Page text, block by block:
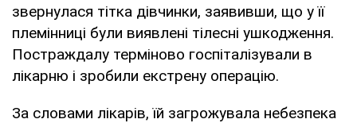
звернулася тітка дівчинки, заявивши, що у її
племінниці були виявлені тілесні ушкодження.
Постраждалу терміново госпіталізували в
лікарню і зробили екстрену операцію.
За словами лікарів, їй загрожувала небезпека